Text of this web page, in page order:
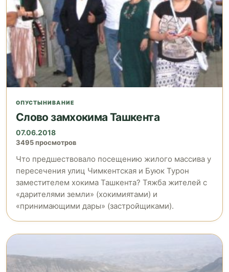
ОПУСТЫНИВАНИЕ
Слово замхокима Ташкента
07.06.2018
3495 просмотров
Что предшествовало посещению жилого массива у
пересечения улиц Чимкентская и Буюк Турон
заместителем хокима Ташкента? Тяжба жителей с
«дарителями земли» (хокимиятами) и
«принимающими дары» (застройщиками).